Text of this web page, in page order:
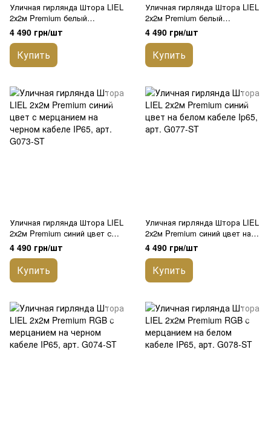
Уличная гирлянда Штора LIEL
2х2м Premium белый
холодный цвет с мерцанием
на черном кабеле IP65, арт.
G072-ST
4 490 грн/шт
Купить
Уличная гирлянда Штора LIEL
2х2м Premium белый
холодный цвет на белом
кабеле IP65, арт. G076-ST
4 490 грн/шт
Купить
Уличная гирлянда Штора LIEL
2х2м Premium синий цвет с
мерцанием на черном кабеле
IP65, арт. G073-ST
4 490 грн/шт
Купить
Уличная гирлянда Штора LIEL
2х2м Premium синий цвет на
белом кабеле Ip65, арт. G077-
ST
4 490 грн/шт
Купить